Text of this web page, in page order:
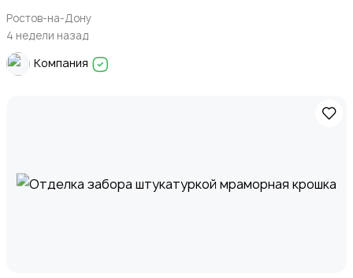
Ростов-на-Дону
4 недели назад
Компания